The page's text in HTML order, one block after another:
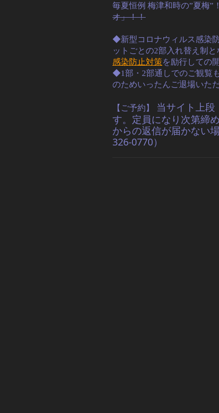
毎夏恒例 梅津和時の”夏梅”
オ」！！
◆新型コロナウィルス感染
ットごとの2部入れ替え制
感染防止対策を励行しての
◆1部・2部通しでのご観覧
のためいったんご退場いた
【ご予約】
当サイト上
す。定員になり次第締
からの返信が届かない
326-0770）